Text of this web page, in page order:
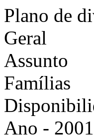
Plano de
Geral
Assunto
Famílias
Ano -